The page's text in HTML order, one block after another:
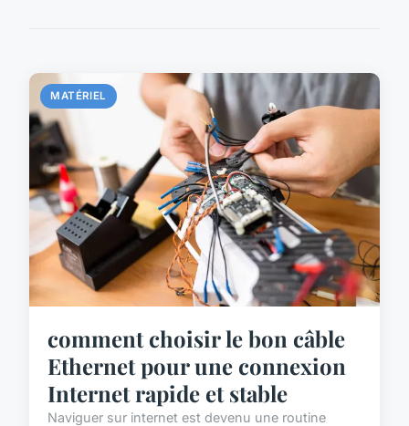
MATÉRIEL
comment choisir le bon câble
Ethernet pour une connexion
Internet rapide et stable
Naviguer sur internet est devenu une routine